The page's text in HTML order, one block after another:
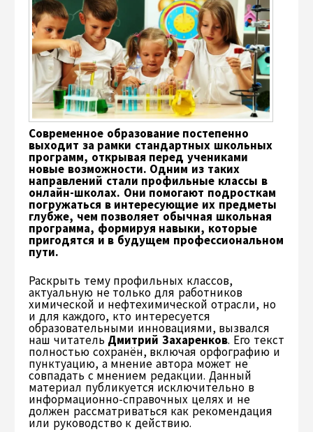
Современное образование постепенно
выходит за рамки стандартных школьных
программ, открывая перед учениками
новые возможности. Одним из таких
направлений стали профильные классы в
онлайн-школах. Они помогают подросткам
погружаться в интересующие их предметы
глубже, чем позволяет обычная школьная
программа, формируя навыки, которые
пригодятся и в будущем профессиональном
пути.
Раскрыть тему профильных классов,
актуальную не только для работников
химической и нефтехимической отрасли, но
и для каждого, кто интересуется
образовательными инновациями, вызвался
наш читатель Дмитрий Захаренков. Его текст
полностью сохранён, включая орфографию и
пунктуацию, а мнение автора может не
совпадать с мнением редакции. Данный
материал публикуется исключительно в
информационно-справочных целях и не
должен рассматриваться как рекомендация
или руководство к действию.